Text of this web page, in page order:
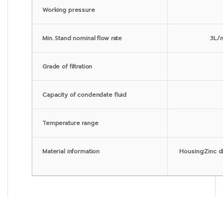
Working pressure
Min. Stand nominal flow rate 3L/
Grade of filtration
Capacity of condendate fluid
Temperature range
Material information Housing:Zinc